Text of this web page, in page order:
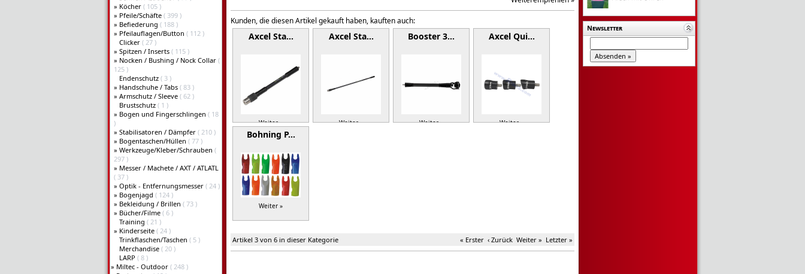
» Köcher ( 105 )
» Pfeile/Schäfte ( 399 )
» Befiederung ( 188 )
» Pfeilauflagen/Button ( 112 )
Clicker ( 27 )
» Spitzen / Inserts ( 115 )
» Nocken / Bushing / Nock Collar (
125 )
Endenschutz ( 3 )
» Handschuhe / Tabs ( 83 )
» Armschutz / Sleeve ( 62 )
Brustschutz ( 1 )
» Bogen und Fingerschlingen ( 18
)
» Stabilisatoren / Dämpfer ( 210 )
» Bogentaschen/Hüllen ( 77 )
» Werkzeuge/Kleber/Schrauben (
297 )
» Messer / Machete / AXT / ATLATL
( 37 )
» Optik - Entfernungsmesser ( 24 )
» Bogenjagd ( 124 )
» Bekleidung / Brillen ( 73 )
» Bücher/Filme ( 6 )
Training ( 21 )
» Kinderseite ( 24 )
Trinkflaschen/Taschen ( 5 )
Merchandise ( 20 )
LARP ( 8 )
» Miltec - Outdoor ( 248 )
Kunden, die diesen Artikel gekauft haben, kauften auch:
Axcel Sta…
Weiter »
Axcel Sta…
Weiter »
Booster 3…
Weiter »
Axcel Qui…
Weiter »
Bohning P…
Weiter »
Artikel 3 von 6 in dieser Kategorie « Erster ‹ Zurück Weiter » Letzter »
Newsletter